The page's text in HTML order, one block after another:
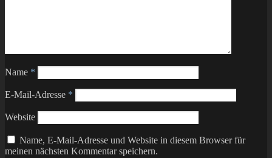
Name *
E-Mail-Adresse *
Website
Name, E-Mail-Adresse und Website in diesem Browser für
meinen nächsten Kommentar speichern.